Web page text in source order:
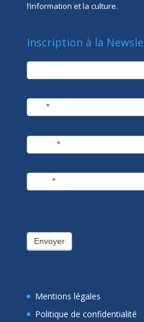
l’information et la culture.
Inscription à la
newsletter
*
*
*
Envoyer
Mentions légales
Politique de confidentialité